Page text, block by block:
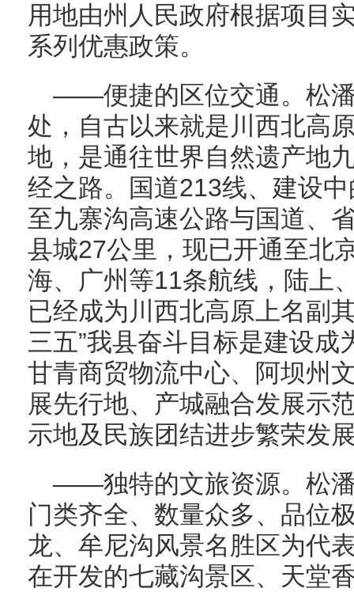
用地由州人民政府根据项目
系列优惠政策。
——便捷的区位交通。松
处，自古以来就是川西北高
地，是通往世界自然遗产地
经之路。国道213线、建设
至九寨沟高速公路与国道、
县城27公里，现已开通至北
海、广州等11条航线，陆上
已经成为川西北高原上名副
三五”我县奋斗目标是建设
甘青商贸物流中心、阿坝州
展先行地、产城融合发展示
示地及民族团结进步繁荣发
——独特的文旅资源。松
门类齐全、数量众多、品位
龙、牟尼沟风景名胜区为代
在开发的七藏沟景区、天堂